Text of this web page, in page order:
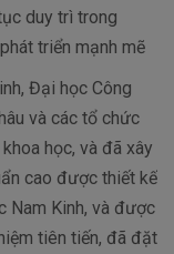
duy trì trong
triển mạnh mẽ
Đại học Công
và các tổ chức
học, và đã xây
cao được thiết kế
Nam Kinh, và được
tiên tiến, đã đặt